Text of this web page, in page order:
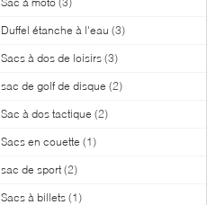
Duffel étanche à l'eau (3)
Sacs à dos de loisirs (3)
sac de golf de disque (2)
Sac à dos tactique (2)
Sacs en couette (1)
sac de sport (2)
Sacs à billets (1)